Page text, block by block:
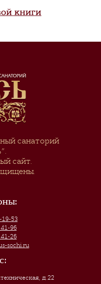
книги
санаторий
.
сайт.
53
96
26
sochi.ru
д.22